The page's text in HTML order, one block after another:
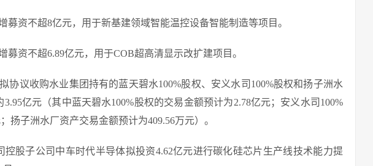
募资不超8亿元，用于新基建领域智能温控设备智能制造等项目。
募资不超6.89亿元，用于COB超高清显示改扩建项目。
协议收购水业集团持有的蓝天碧水100%股权、安义水司100%股权和扬子洲水
亿元（其中蓝天碧水100%股权的交易金额预计为2.78亿元；安义水司100%
扬子洲水厂资产交易金额预计为409.56万元）。
控股子公司中车时代半导体拟投资4.62亿元进行碳化硅芯片生产线技术能力提